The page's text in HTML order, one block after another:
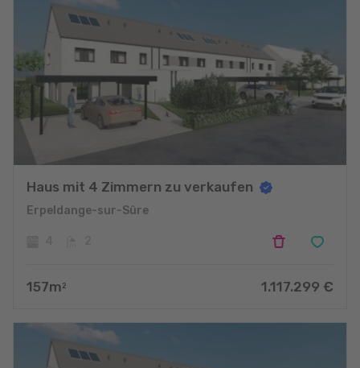
Haus mit 4 Zimmern zu verkaufen
Erpeldange-sur-Sûre
157m 2 1.117.299 €